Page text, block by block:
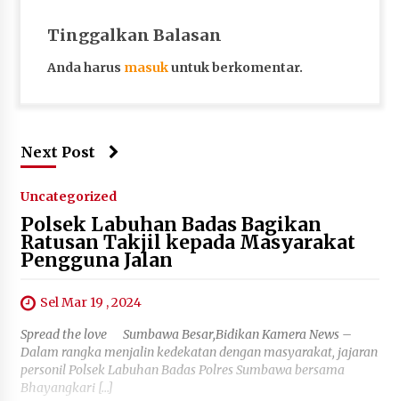
Tinggalkan Balasan
Anda harus masukuntuk berkomentar.
Next Post
Uncategorized
Polsek Labuhan Badas Bagikan
Ratusan Takjil kepada Masyarakat
Pengguna Jalan
Sel Mar 19 , 2024
Spread the love Sumbawa Besar,Bidikan Kamera News –
Dalam rangka menjalin kedekatan dengan masyarakat, jajaran
personil Polsek Labuhan Badas Polres Sumbawa bersama
Bhayangkari […]